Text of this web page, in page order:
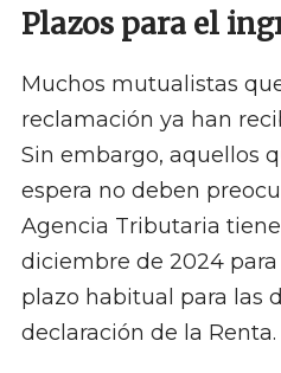
Plazos para el
Muchos mutualistas
reclamación ya han
Sin embargo, aquellos
espera no deben
Agencia Tributaria tiene
diciembre de 2024
plazo habitual para las
declaración de la Renta.